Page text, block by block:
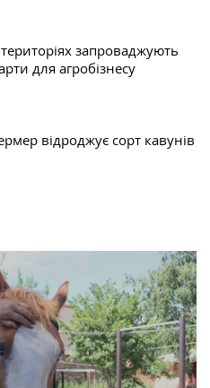
запроваджують
для агробізнесу
відроджує сорт кавунів